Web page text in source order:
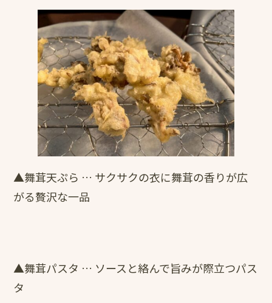
▲舞茸天ぷら … サクサクの衣に舞茸の香りが広
がる贅沢な一品
▲舞茸パスタ … ソースと絡んで旨みが際立つパス
タ